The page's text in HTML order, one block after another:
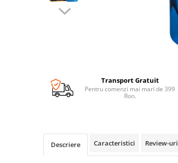
Transport Gratuit
Pentru comenzi mai mari de 399
Ron.
Descriere Caracteristici Review-uri